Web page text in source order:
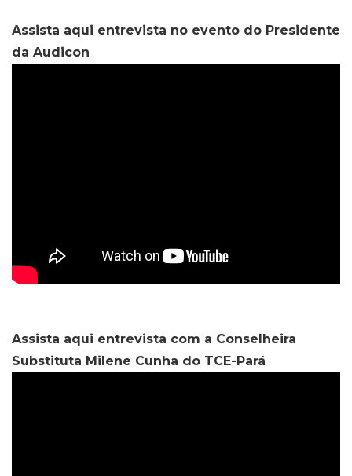
Assista aqui entrevista no evento do Presidente
da Audicon
Assista aqui entrevista com a Conselheira
Substituta Milene Cunha do TCE-Pará